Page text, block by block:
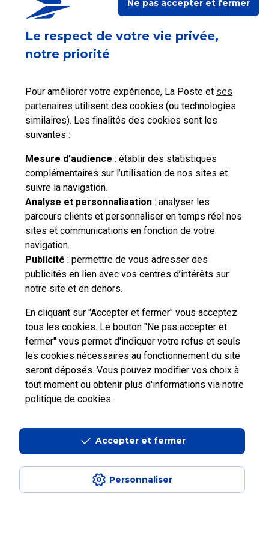
Le respect de votre vie privée,
notre priorité
Pour améliorer votre expérience, La Poste et ses
partenaires utilisent des cookies (ou technologies
similaires). Les finalités des cookies sont les
suivantes :
Mesure d’audience : établir des statistiques
complémentaires sur l’utilisation de nos sites et
suivre la navigation.
Analyse et personnalisation : analyser les
parcours clients et personnaliser en temps réel nos
sites et communications en fonction de votre
navigation.
Publicité : permettre de vous adresser des
publicités en lien avec vos centres d’intérêts sur
notre site et en dehors.
En cliquant sur "Accepter et fermer" vous acceptez
tous les cookies. Le bouton "Ne pas accepter et
fermer" vous permet d'indiquer votre refus et seuls
les cookies nécessaires au fonctionnement du site
seront déposés. Vous pouvez modifier vos choix à
tout moment ou obtenir plus d'informations via notre
politique de cookies.
Personnaliser
Ne pas accepter et fermer
Accepter et fermer
Ceci peut également vous intéresser
Une tierce personne peut-elle récupérer mon
Où trouver le numéro de mon courrier Suivi ?
Besoin d'aide complémentaire ?
Vous n'avez pas trouvé de solution parmi nos FAQs,
vous souhaitez nous contacter ou déposer une
réclamation ?
contacter
Professionnels Entreprises et Collectivités
Plan du site| Accessibilité : partiellement conforme